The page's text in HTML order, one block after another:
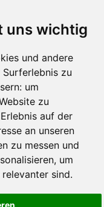
uns wichtig
und andere
zu
um
zu
auf der
an unseren
zu messen und
, um
sind.